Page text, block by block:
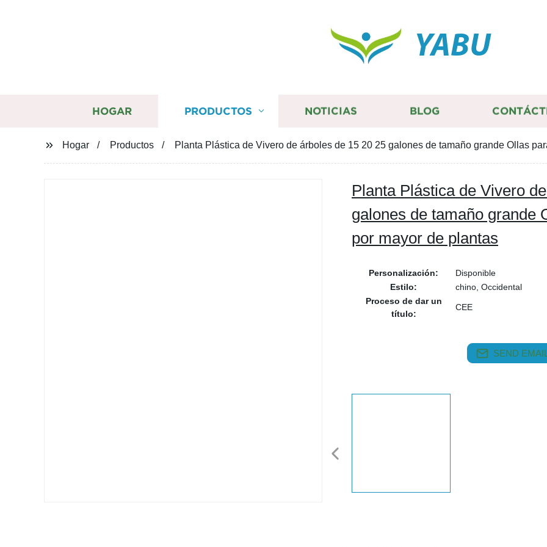
YABU
HOGAR PRODUCTOS NOTICIAS BLOG
Hogar Productos Planta Plástica de Vivero de árboles de 15 20 25 galones de tamaño grande Ollas
Planta Plástica de Vivero
galones de tamaño grande
por mayor de plantas
Personalización:
Disponible
Estilo:
chino, Occidental
Proceso de dar un
título:
CEE
SEND